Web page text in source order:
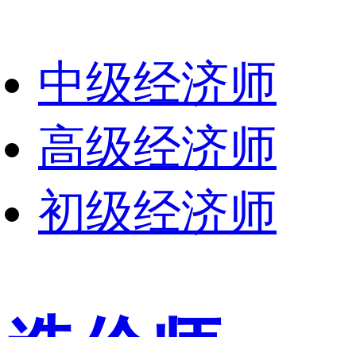
中级经济师
高级经济师
初级经济师